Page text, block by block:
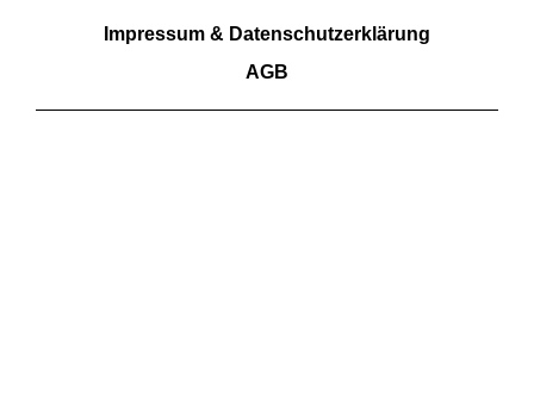
Impressum & Datenschutzerklärung
AGB